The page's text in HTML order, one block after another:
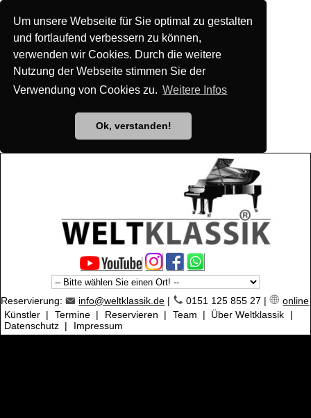
Um unsere Webseite für Sie optimal zu gestalten
und fortlaufend verbessern zu können,
verwenden wir Cookies. Durch die weitere
Nutzung der Webseite stimmen Sie der
Verwendung von Cookies zu. Weitere Infos
Ok, verstanden!
Reservierung: info@weltklassik.de | 0151 125 855 27 |
online
Künstler | Termine | Reservieren | Team | Über Weltklassik
|
Datenschutz | Impressum